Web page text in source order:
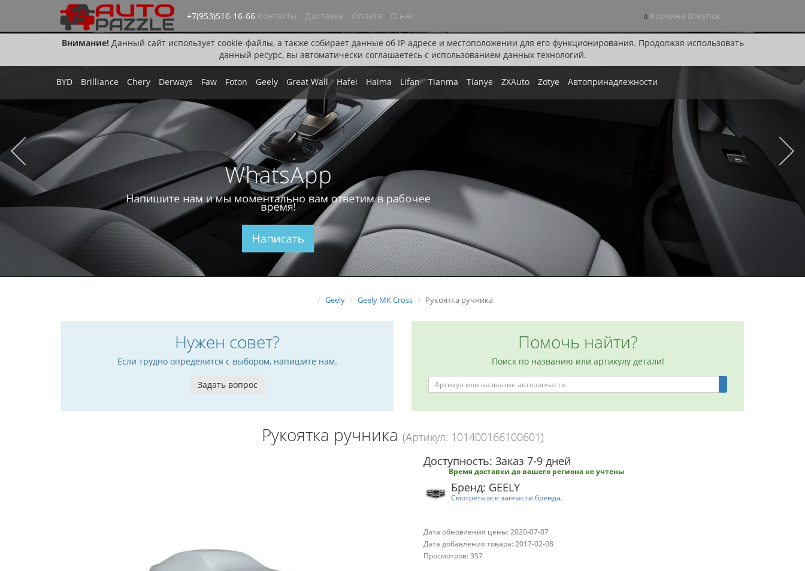
Внимание!Данный сайт использует cookie-файлы, а также собирает данные об IP-адресе и местоположении для его функционирования. Продолжая использовать
данный ресурс, вы автоматически соглашаетесь с использованием данных технологий.
+7(953)516-16-66 Контакты Доставка Оплата О нас 0 Корзина покупок.
BYD Brilliance Chery Derways Faw Foton Geely Great Wall Hafei Haima Lifan Tianma Tianye ZXAuto Zotye Автопринадлежности
WhatsApp
Напишите нам и мы моментально вам ответим в рабочее
время!
Написать
Geely Geely MK Cross Рукоятка ручника
Нужен совет?
Если трудно определится с выбором, напишите нам.
Задать вопрос
Помочь найти?
Поиск по названию или артикулу детали!
Рукоятка ручника (Артикул: 101400166100601)
Доступность: Заказ 7-9 дней
Время доставки до вашего региона не учтены
Бренд: GEELY
Смотреть все запчасти бренда.
Дата обновления цены: 2020-07-07
Дата добавления товара: 2017-02-08
Просмотров: 357